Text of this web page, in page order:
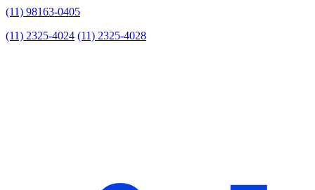
(11) 98163-0405
(11) 2325-4024 (11) 2325-4028